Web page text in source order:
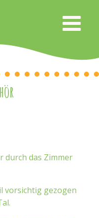
durch das Zimmer
vorsichtig gezogen